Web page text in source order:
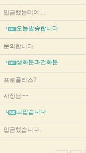
입금했는데여....
오늘발송합니다
문의합니다.
생화분과건화분
프로폴리스?
사장님~~
고맙습니다
입금했습니다.